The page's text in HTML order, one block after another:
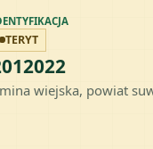
TERYT
wiejska, powiat